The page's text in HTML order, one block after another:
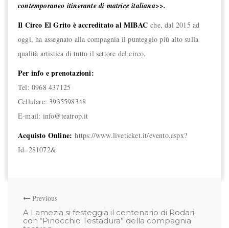
contemporaneo itinerante di matrice italiana>>.
Il Circo El Grito è accreditato al MIBACche, dal 2015 ad
oggi, ha assegnato alla compagnia il punteggio più alto sulla
qualità artistica di tutto il settore del circo.
Per info e prenotazioni:
Tel: 0968 437125
Cellulare: 3935598348
E-mail: info@teatrop.it
Acquisto Online: https://www.liveticket.it/evento.aspx?
Id=281072&
Previous
A Lamezia si festeggia il centenario di Rodari
con “Pinocchio Testadura” della compagnia